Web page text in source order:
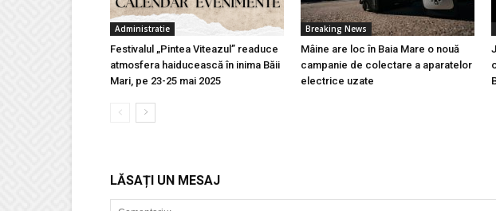
Administratie
Festivalul „Pintea Viteazul” readuce
atmosfera haiducească în inima Băii
Mari, pe 23-25 mai 2025
Breaking News
Mâine are loc în Baia Mare o nouă
campanie de colectare a aparatelor
electrice uzate
LĂSAȚI UN MESAJ